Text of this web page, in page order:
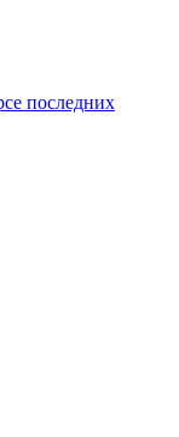
последних